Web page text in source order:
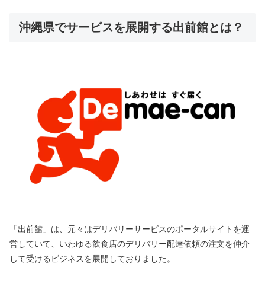
沖縄県でサービスを展開する出前館とは？
「出前館」は、元々はデリバリーサービスのポータルサイトを運
営していて、いわゆる飲食店のデリバリー配達依頼の注文を仲介
して受けるビジネスを展開しておりました。